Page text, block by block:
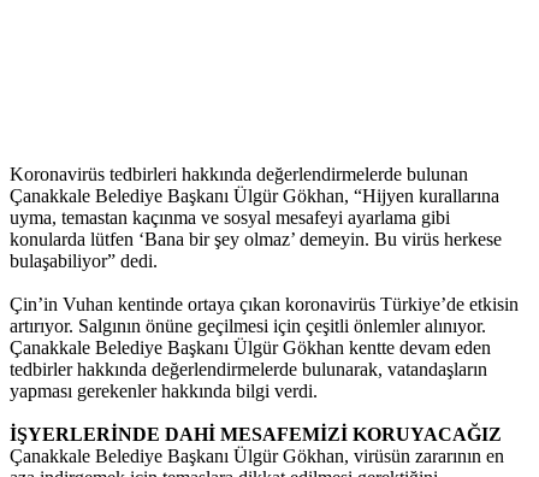
Koronavirüs tedbirleri hakkında değerlendirmelerde bulunan
Çanakkale Belediye Başkanı Ülgür Gökhan, “Hijyen kurallarına
uyma, temastan kaçınma ve sosyal mesafeyi ayarlama gibi
konularda lütfen ‘Bana bir şey olmaz’ demeyin. Bu virüs herkese
bulaşabiliyor” dedi.
Çin’in Vuhan kentinde ortaya çıkan koronavirüs Türkiye’de etkisin
artırıyor. Salgının önüne geçilmesi için çeşitli önlemler alınıyor.
Çanakkale Belediye Başkanı Ülgür Gökhan kentte devam eden
tedbirler hakkında değerlendirmelerde bulunarak, vatandaşların
yapması gerekenler hakkında bilgi verdi.
İŞYERLERİNDE DAHİ MESAFEMİZİ KORUYACAĞIZ
Çanakkale Belediye Başkanı Ülgür Gökhan, virüsün zararının en